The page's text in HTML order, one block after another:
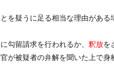
を疑うに足る相当な理由があ
勾留請求を行われるか、 釈放を
が被疑者の弁解を聞いた上で